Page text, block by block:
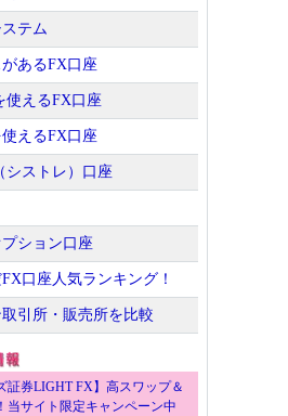
テム
あるFX口座
使えるFX口座
えるFX口座
シストレ）口座
ション口座
口座人気ランキング！
引所・販売所を比較
証券LIGHT FX】高スワップ＆
当サイト限定キャンペーン中